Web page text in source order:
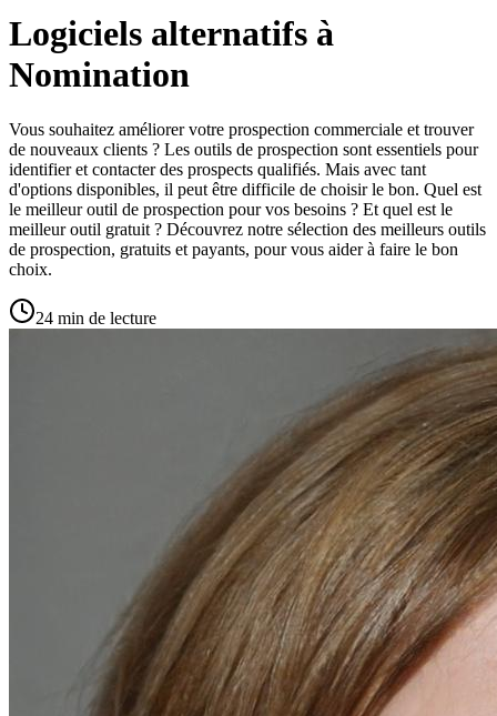
Logiciels alternatifs à
Nomination
Vous souhaitez améliorer votre prospection commerciale et trouver
de nouveaux clients ? Les outils de prospection sont essentiels pour
identifier et contacter des prospects qualifiés. Mais avec tant
d'options disponibles, il peut être difficile de choisir le bon. Quel est
le meilleur outil de prospection pour vos besoins ? Et quel est le
meilleur outil gratuit ? Découvrez notre sélection des meilleurs outils
de prospection, gratuits et payants, pour vous aider à faire le bon
choix.
24 min de lecture